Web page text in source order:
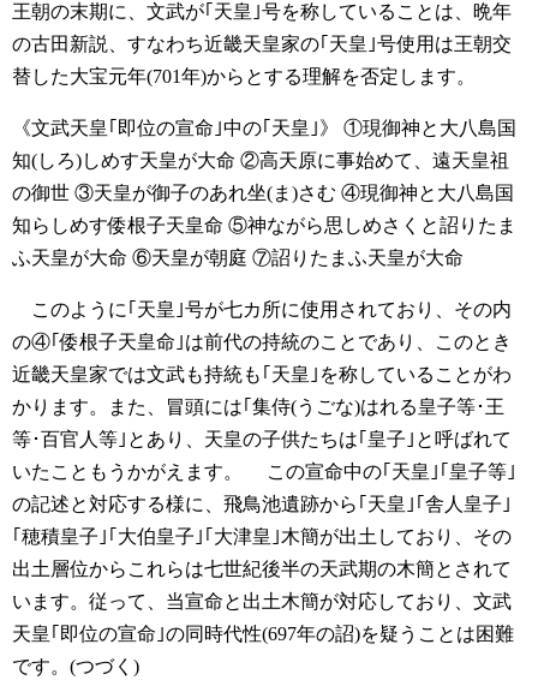
王朝の末期に、文武が｢天皇｣号を称していることは、晩年
の古田新説、すなわち近畿天皇家の｢天皇｣号使用は王朝交
替した大宝元年(701年)からとする理解を否定します。
《文武天皇｢即位の宣命｣中の｢天皇｣》
①現御神と大八島国
知(しろ)しめす天皇が大命 ②高天原に事始めて、遠天皇祖
の御世 ③天皇が御子のあれ坐(ま)さむ ④現御神と大八島国
知らしめす倭根子天皇命 ⑤神ながら思しめさくと詔りたま
ふ天皇が大命 ⑥天皇が朝庭 ⑦詔りたまふ天皇が大命
このように｢天皇｣号が七カ所に使用されており、その内
の④｢倭根子天皇命｣は前代の持統のことであり、このとき
近畿天皇家では文武も持統も｢天皇｣を称していることがわ
かります。また、冒頭には｢集侍(うごな)はれる皇子等･王
等･百官人等｣とあり、天皇の子供たちは｢皇子｣と呼ばれて
いたこともうかがえます。
この宣命中の｢天皇｣｢皇子等｣
の記述と対応する様に、飛鳥池遺跡から｢天皇｣｢舎人皇子｣
｢穂積皇子｣｢大伯皇子｣｢大津皇｣木簡が出土しており、その
出土層位からこれらは七世紀後半の天武期の木簡とされて
います。従って、当宣命と出土木簡が対応しており、文武
天皇｢即位の宣命｣の同時代性(697年の詔)を疑うことは困難
です。(つづく)